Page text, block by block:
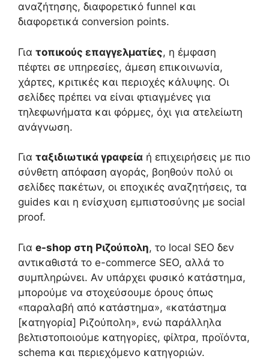
αναζήτησης, διαφορετικό funnel και
διαφορετικά conversion points.
Για τοπικούς επαγγελματίες, η έμφαση
πέφτει σε υπηρεσίες, άμεση επικοινωνία,
χάρτες, κριτικές και περιοχές κάλυψης. Οι
σελίδες πρέπει να είναι φτιαγμένες για
τηλεφωνήματα και φόρμες, όχι για ατελείωτη
ανάγνωση.
Για ταξιδιωτικά γραφεία ή επιχειρήσεις με πιο
σύνθετη απόφαση αγοράς, βοηθούν πολύ οι
σελίδες πακέτων, οι εποχικές αναζητήσεις, τα
guides και η ενίσχυση εμπιστοσύνης με social
proof.
Για e-shop στη Ριζούπολη, το local SEO δεν
αντικαθιστά το e-commerce SEO, αλλά το
συμπληρώνει. Αν υπάρχει φυσικό κατάστημα,
μπορούμε να στοχεύσουμε όρους όπως
«παραλαβή από κατάστημα», «κατάστημα
[κατηγορία] Ριζούπολη», ενώ παράλληλα
βελτιστοποιούμε κατηγορίες, φίλτρα, προϊόντα,
schema και περιεχόμενο κατηγοριών.